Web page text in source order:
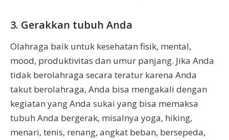
3. Gerakkan tubuh Anda
Olahraga baik untuk kesehatan fisik, mental,
mood, produktivitas dan umur panjang. Jika Anda
tidak berolahraga secara teratur karena Anda
takut berolahraga, Anda bisa mengakali dengan
kegiatan yang Anda sukai yang bisa memaksa
tubuh Anda bergerak, misalnya yoga, hiking,
menari, tenis, renang, angkat beban, bersepeda,